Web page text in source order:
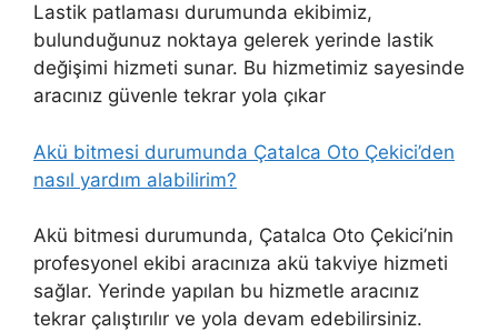
Lastik patlaması durumunda ekibimiz,
bulunduğunuz noktaya gelerek yerinde lastik
değişimi hizmeti sunar. Bu hizmetimiz sayesinde
aracınız güvenle tekrar yola çıkar
Akü bitmesi durumunda Çatalca Oto Çekici’den
nasıl yardım alabilirim?
Akü bitmesi durumunda, Çatalca Oto Çekici’nin
profesyonel ekibi aracınıza akü takviye hizmeti
sağlar. Yerinde yapılan bu hizmetle aracınız
tekrar çalıştırılır ve yola devam edebilirsiniz.